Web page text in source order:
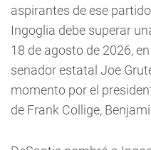
aspirantes de ese
Ingoglia debe superar
18 de agosto de 2026,
senador estatal Joe
momento por el
de Frank Collige,